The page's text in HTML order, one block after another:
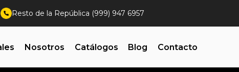
Resto de la República (999) 947 6957
Nosotros Catálogos Blog Contacto